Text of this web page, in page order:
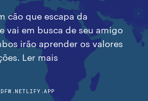
cão que escapa da
vai em busca de seu amigo
irão aprender os valores
Ler mais